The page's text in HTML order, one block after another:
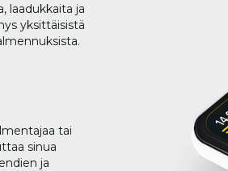
laadukkaita ja
yksittäisistä
tai
sinua
ja